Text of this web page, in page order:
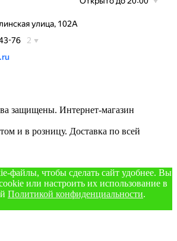
защищены. Интернет-магазин
и в розницу. Доставка по всей
чтобы сделать сайт удобнее. Вы
или настроить их использование в
Политикой конфиденциальности.